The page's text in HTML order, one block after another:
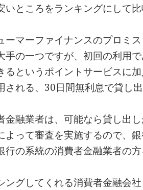
いところをランキングにして
ーマーファイナンスのプロミ
手の一つですが、初回の利用
るというポイントサービスに
される、30日間無利息で貸し
金融業者は、可能なら貸し出
よって審査を実施するので、
行の系統の消費者金融業者の
ングしてくれる消費者金融会